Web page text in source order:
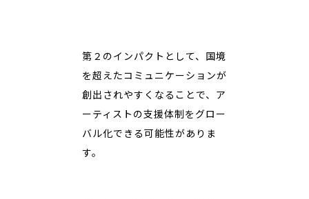
第２のインパクトとして、国境
を超えたコミュニケーションが
創出されやすくなることで、ア
ーティストの支援体制をグロー
バル化できる可能性がありま
す。